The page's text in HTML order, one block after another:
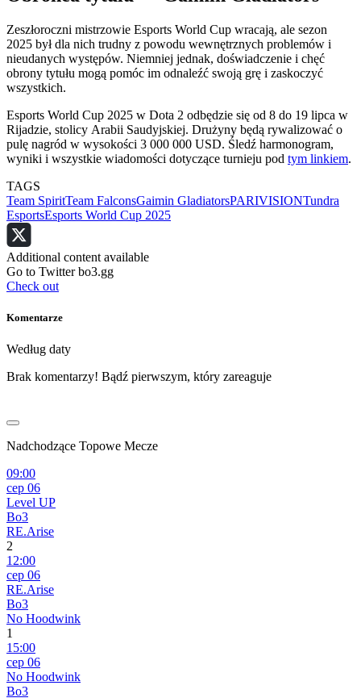
Zeszłoroczni mistrzowie Esports World Cup wracają, ale sezon
2025 był dla nich trudny z powodu wewnętrznych problemów i
nieudanych występów. Niemniej jednak, doświadczenie i chęć
obrony tytułu mogą pomóc im odnaleźć swoją grę i zaskoczyć
wszystkich.
Esports World Cup 2025 w Dota 2 odbędzie się od 8 do 19 lipca w
Rijadzie, stolicy Arabii Saudyjskiej. Drużyny będą rywalizować o
pulę nagród w wysokości 3 000 000 USD. Śledź harmonogram,
wyniki i wszystkie wiadomości dotyczące turnieju pod tym linkiem.
TAGS
Team SpiritTeam FalconsGaimin GladiatorsPARIVISIONTundra
EsportsEsports World Cup 2025
Additional content available
Go to Twitter bo3.gg
Check out
Komentarze
Według daty
Brak komentarzy! Bądź pierwszym, który zareaguje
Nadchodzące Topowe Mecze
09:00
сер 06
Level UP
Bo3
RE.Arise
2
12:00
сер 06
RE.Arise
Bo3
No Hoodwink
1
15:00
сер 06
No Hoodwink
Bo3